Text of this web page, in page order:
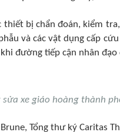
thiết bị chẩn đoán, kiểm
và các vật dụng cấp
đường tiếp cận nhân
sửa xe giáo hoàng thành
Tổng thư ký Caritas